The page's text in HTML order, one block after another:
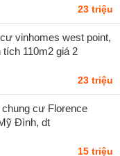
23 triệu
vinhomes west point,
110m2 giá 2
23 triệu
cư Florence
Đình, dt
- Phan Sơn
15 triệu